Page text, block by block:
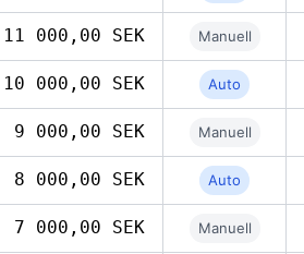
11 000,00 SEK Manuell
10 000,00 SEK Auto
9 000,00 SEK Manuell
8 000,00 SEK Auto
7 000,00 SEK Manuell